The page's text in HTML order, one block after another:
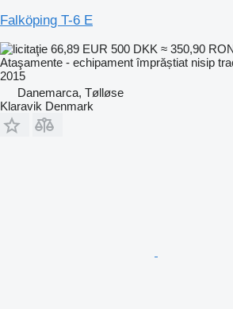
Falköping T-6 E
66,89 EUR 500 DKK ≈ 350,90
Ataşamente - echipament împrăștiat nisip
2015
Danemarca, Tølløse
Klaravik Denmark